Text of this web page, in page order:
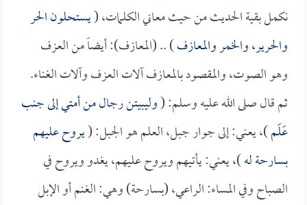
نكمل بقية الحديث من حيث معاني الكلمات، (يستحلون الحر
والحرير، والخمر والمعازف) .. (المعازف): أيضاً من العزف
وهو الصوت، والمقصود بالمعازف آلات العزف وآلات الغناء.
ثم قال صلى الله عليه وسلم: (وليبيتن رجال من أمتي إلى جنب
عَلَم)، يعني: إلى جوار جبل، العلم هو الجبل: (يروح عليهم
بسارحة له)، يعني: يأتيهم ويروح عليهم، يغدو ويروح في
الصباح وفي المساء: الراعي، (بسارحة) وهي: الغنم أو الإبل